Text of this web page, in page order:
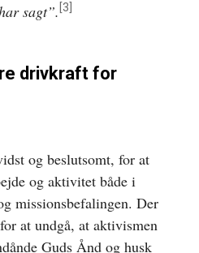
sagt”. [3]
drivkraft for
og beslutsomt, for at
og aktivitet både i
missionsbefalingen. Der
at undgå, at aktivismen
Guds Ånd og husk